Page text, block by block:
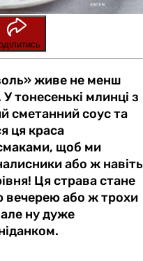
живе не менш
тонесенькі млинці з
сметанний соус та
ця краса
щоб ми
або ж навіть
Ця страва стане
вечерею або ж трохи
ну дуже